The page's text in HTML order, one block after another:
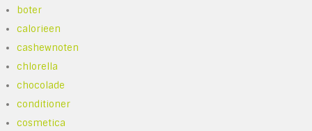
boter
calorieen
cashewnoten
chlorella
chocolade
conditioner
cosmetica